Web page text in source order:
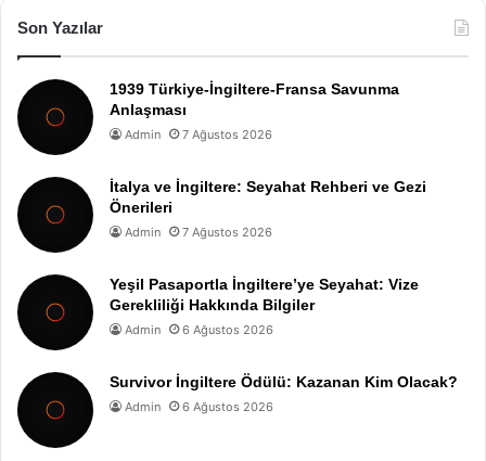
Son Yazılar
1939 Türkiye-İngiltere-Fransa Savunma
Anlaşması
Admin 7 Ağustos 2026
İtalya ve İngiltere: Seyahat Rehberi ve Gezi
Önerileri
Admin 7 Ağustos 2026
Yeşil Pasaportla İngiltere’ye Seyahat: Vize
Gerekliliği Hakkında Bilgiler
Admin 6 Ağustos 2026
Survivor İngiltere Ödülü: Kazanan Kim Olacak?
Admin 6 Ağustos 2026